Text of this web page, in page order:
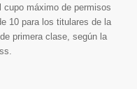
cupo máximo de permisos
10 para los titulares de la
primera clase, según la